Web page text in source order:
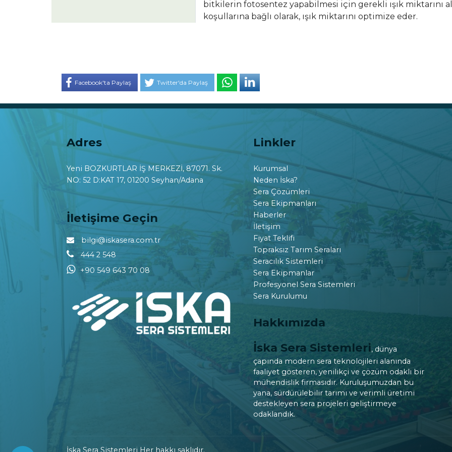
bitkilerin fotosentez yapabilmesi için gerekli ışık miktarını
koşullarına bağlı olarak, ışık miktarını optimize eder.
Facebook'ta Paylaş Twitter'da Paylaş
Adres
Yeni BOZKURTLAR İŞ MERKEZİ, 87071. Sk.
NO: 52 D:KAT 17, 01200 Seyhan/Adana
İletişime Geçin
bilgi@iskasera.com.tr
444 2 548
+90 549 643 70 08
Linkler
Kurumsal
Neden İska?
Sera Çözümleri
Sera Ekipmanları
Haberler
İletişim
Fiyat Teklifi
Topraksız Tarım Seraları
Seracılık Sistemleri
Sera Ekipmanlar
Profesyonel Sera Sistemleri
Sera Kurulumu
Hakkımızda
İska Sera Sistemleri, dünya
çapında modern sera teknolojileri alanında
faaliyet gösteren, yenilikçi ve çözüm odaklı bir
mühendislik firmasıdır. Kuruluşumuzdan bu
yana, sürdürülebilir tarımı ve verimli üretimi
destekleyen sera projeleri geliştirmeye
odaklandık.
İska Sera Sistemleri Her hakkı saklıdır.